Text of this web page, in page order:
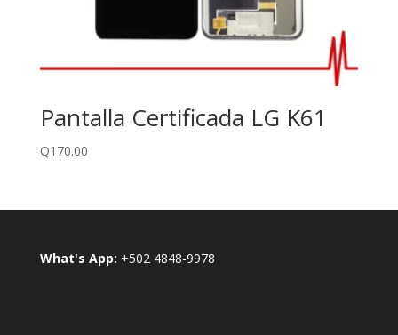
Pantalla Certificada LG K61
Q170.00
What's App: +502 4848-9978